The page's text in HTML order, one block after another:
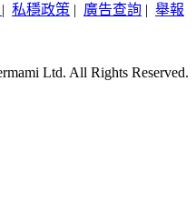
| 私穩政策 | 廣告查詢 | 舉報
Ltd. All Rights Reserved.